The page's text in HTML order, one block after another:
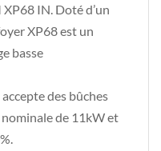
IN. Doté d’un
XP68 est un
basse
des bûches
de 11kW et